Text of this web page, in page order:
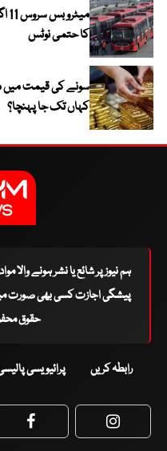
کا حتمی نوٹس
سونے کی قیمت میں
کہاں تک جا پہنچا؟
ہم نیوز پر شائع یا نشر ہونے والا
پیشگی اجازت کسی بھی صورت
حقوق
رابطہ کریں پرائیویسی
Facebook